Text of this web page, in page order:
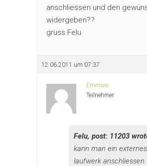
anschliessen und den
widergeben??
gruss Felu
12.06.2011 um 07:37
Emmure
Teilnehmer
Felu, post: 11203
kann man ein externes
laufwerk anschliessen